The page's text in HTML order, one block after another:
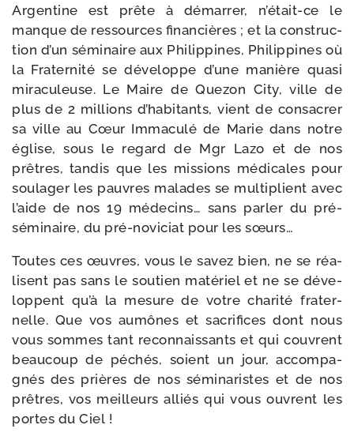
Argentine est prête à démar­rer, n’était-ce le
manque de res­sources finan­cières ; et la construc­
tion d’un sémi­naire aux Philippines, Philippines où
la Fraternité se déve­loppe d’une manière qua­si
mira­cu­leuse. Le Maire de Quezon City, ville de
plus de 2 mil­lions d’habitants, vient de consa­crer
sa ville au Cœur Immaculé de Marie dans notre
église, sous le regard de Mgr Lazo et de nos
prêtres, tan­dis que les mis­sions médi­cales pour
sou­la­ger les pauvres malades se mul­ti­plient avec
l’aide de nos 19 méde­cins… sans par­ler du pré-​
séminaire, du pré-​noviciat pour les sœurs…
Toutes ces œuvres, vous le savez bien, ne se réa­
lisent pas sans le sou­tien maté­riel et ne se déve­
loppent qu’à la mesure de votre cha­ri­té fra­ter­
nelle. Que vos aumônes et sacri­fices dont nous
vous sommes tant recon­nais­sants et qui couvrent
beau­coup de péchés, soient un jour, accom­pa­
gnés des prières de nos sémi­na­ristes et de nos
prêtres, vos meilleurs alliés qui vous ouvrent les
portes du Ciel !